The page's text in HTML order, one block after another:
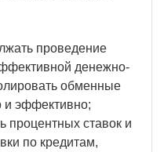
проведение
денежно-
обменные
и эффективно;
процентных ставок и
по кредитам,